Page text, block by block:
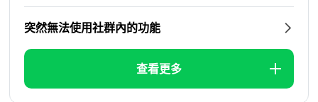
突然無法使用社群內的功能
查看更多